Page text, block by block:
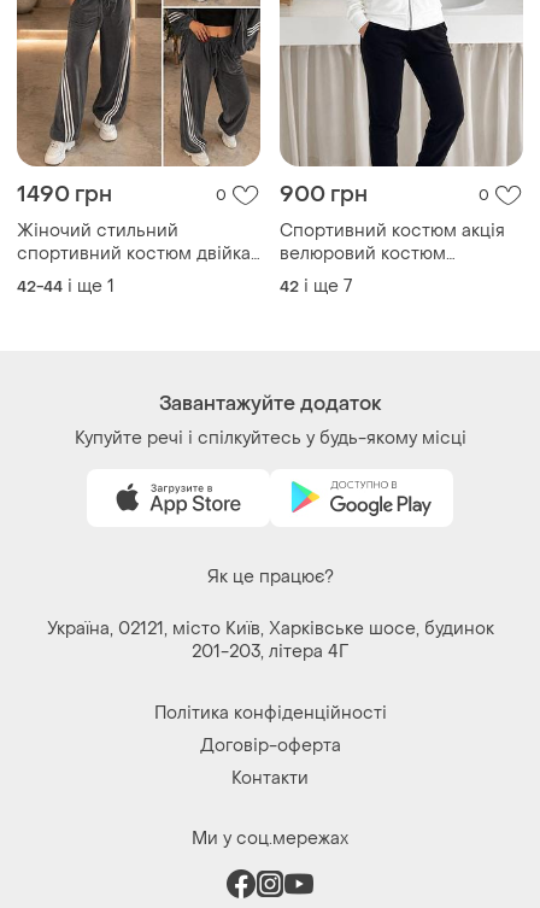
1490 грн 0
Жіночий стильний
спортивний костюм двійка
кофта на змійці+штани
тканина велюр
42-44 і ще 1
900 грн 0
Спортивний костюм акція
велюровий костюм
яскравий костюм спорт
костюм розпродаж до 56
42 і ще 7
Завантажуйте додаток
Купуйте речі і спілкуйтесь у будь-якому місці
Як це працює?
Україна, 02121, місто Київ, Харківське шосе, будинок
201-203, літера 4Г
Політика конфіденційності
Договір-оферта
Контакти
Ми у соц.мережах